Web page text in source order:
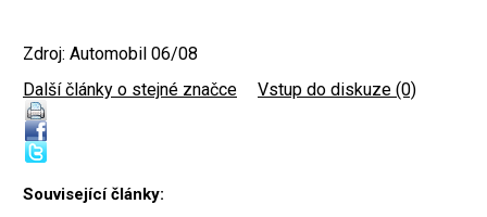
Zdroj: Automobil 06/08
Další články o stejné značce
Vstup do diskuze (0)
Související články: